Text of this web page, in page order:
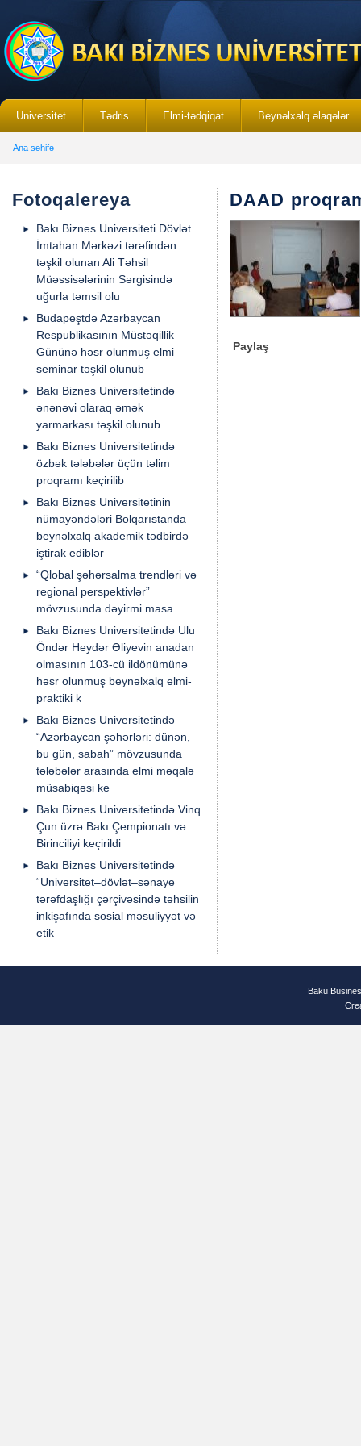
Universitet Tədris Elmi-tədqiqat Beynəlxalq əlaqələr
Ana səhifə
Fotoqalereya
Bakı Biznes Universiteti Dövlət
İmtahan Mərkəzi tərəfindən
təşkil olunan Ali Təhsil
Müəssisələrinin Sərgisində
uğurla təmsil olu
Budapeştdə Azərbaycan
Respublikasının Müstəqillik
Gününə həsr olunmuş elmi
seminar təşkil olunub
Bakı Biznes Universitetində
ənənəvi olaraq əmək
yarmarkası təşkil olunub
Bakı Biznes Universitetində
özbək tələbələr üçün təlim
proqramı keçirilib
Bakı Biznes Universitetinin
nümayəndələri Bolqarıstanda
beynəlxalq akademik tədbirdə
iştirak ediblər
“Qlobal şəhərsalma trendləri və
regional perspektivlər”
mövzusunda dəyirmi masa
Bakı Biznes Universitetində Ulu
Öndər Heydər Əliyevin anadan
olmasının 103-cü ildönümünə
həsr olunmuş beynəlxalq elmi-
praktiki k
Bakı Biznes Universitetində
“Azərbaycan şəhərləri: dünən,
bu gün, sabah” mövzusunda
tələbələr arasında elmi məqalə
müsabiqəsi ke
Bakı Biznes Universitetində Vinq
Çun üzrə Bakı Çempionatı və
Birinciliyi keçirildi
Bakı Biznes Universitetində
“Universitet–dövlət–sənaye
tərəfdaşlığı çərçivəsində təhsilin
inkişafında sosial məsuliyyət və
etik
DAAD
Paylaş
Baku